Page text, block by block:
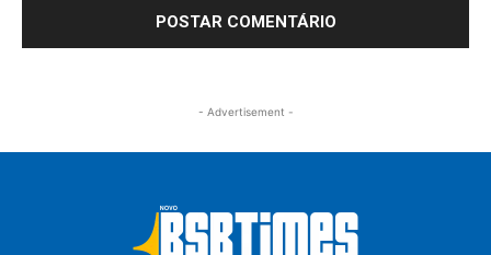
- Advertisement -